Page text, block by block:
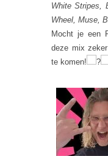
White Stripes,
Wheel, Muse,
Mocht je een
deze mix
te komen!